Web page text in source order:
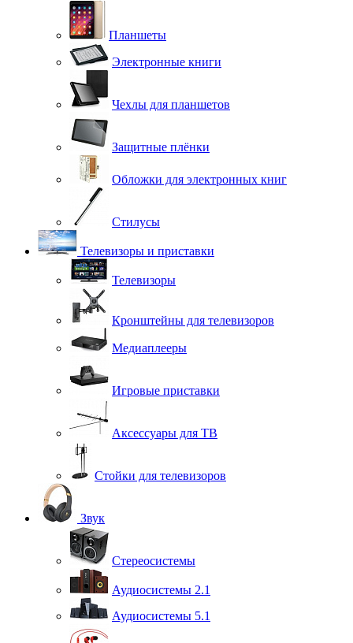
Планшеты
Электронные книги
Чехлы для планшетов
Защитные плёнки
Обложки для электронных книг
Стилусы
Телевизоры и приставки
Телевизоры
Кронштейны для телевизоров
Медиаплееры
Игровые приставки
Аксессуары для ТВ
Стойки для телевизоров
Звук
Стереосистемы
Аудиосистемы 2.1
Аудиосистемы 5.1